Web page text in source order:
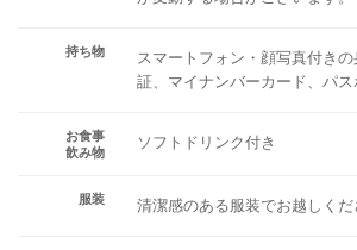
持ち物
スマートフォン・顔写真付き
証、マイナンバーカード、パス
お食事
飲み物
ソフトドリンク付き
服装 清潔感のある服装でお越しくだ